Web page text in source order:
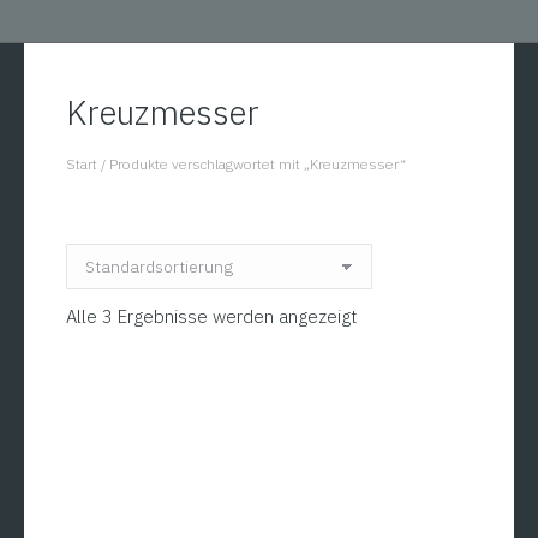
Kreuzmesser
You are here:
Start / Produkte verschlagwortet mit „Kreuzmesser“
Alle 3 Ergebnisse werden angezeigt